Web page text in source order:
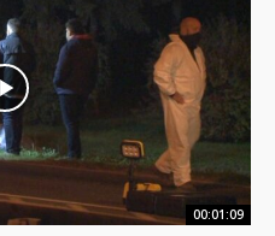
00:01:09